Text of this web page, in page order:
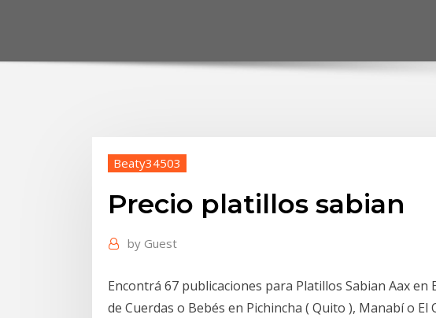
Beaty34503
Precio platillos sabian
by Guest
Encontrá 67 publicaciones para Platillos Sabian Aax
de Cuerdas o Bebés en Pichincha ( Quito ), Manabí o